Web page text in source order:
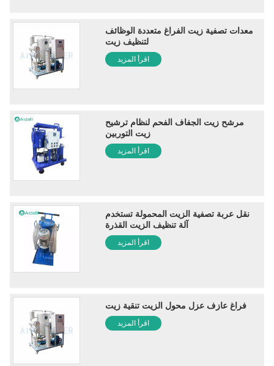
معدات تصفية زيت الفراغ متعددة الوظائف
لتنظيف زيت
اقرأ المزيد
مرشح زيت الجفاف الفحم لنظام ترشيح
زيت التوربين
اقرأ المزيد
نقل عربة تصفية الزيت المحمولة تستخدم
آلة تنظيف الزيت القذرة
اقرأ المزيد
فراغ عازف عزل محول الزيت تنقية زيت
اقرأ المزيد